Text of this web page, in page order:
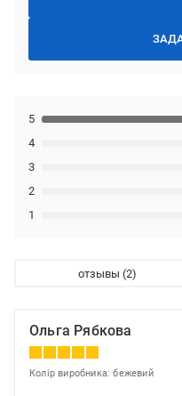
1
2
3
4
5
отзывы
Ольга Рябкова
Колір виробника: бежевий